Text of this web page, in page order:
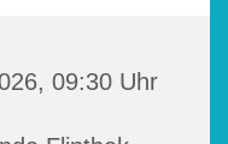
09:30 Uhr